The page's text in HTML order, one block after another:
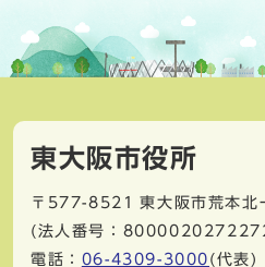
東大阪市役所
〒577-8521
東大阪市荒本
(法人番号：
電話： 06-4309-3000 (代表)